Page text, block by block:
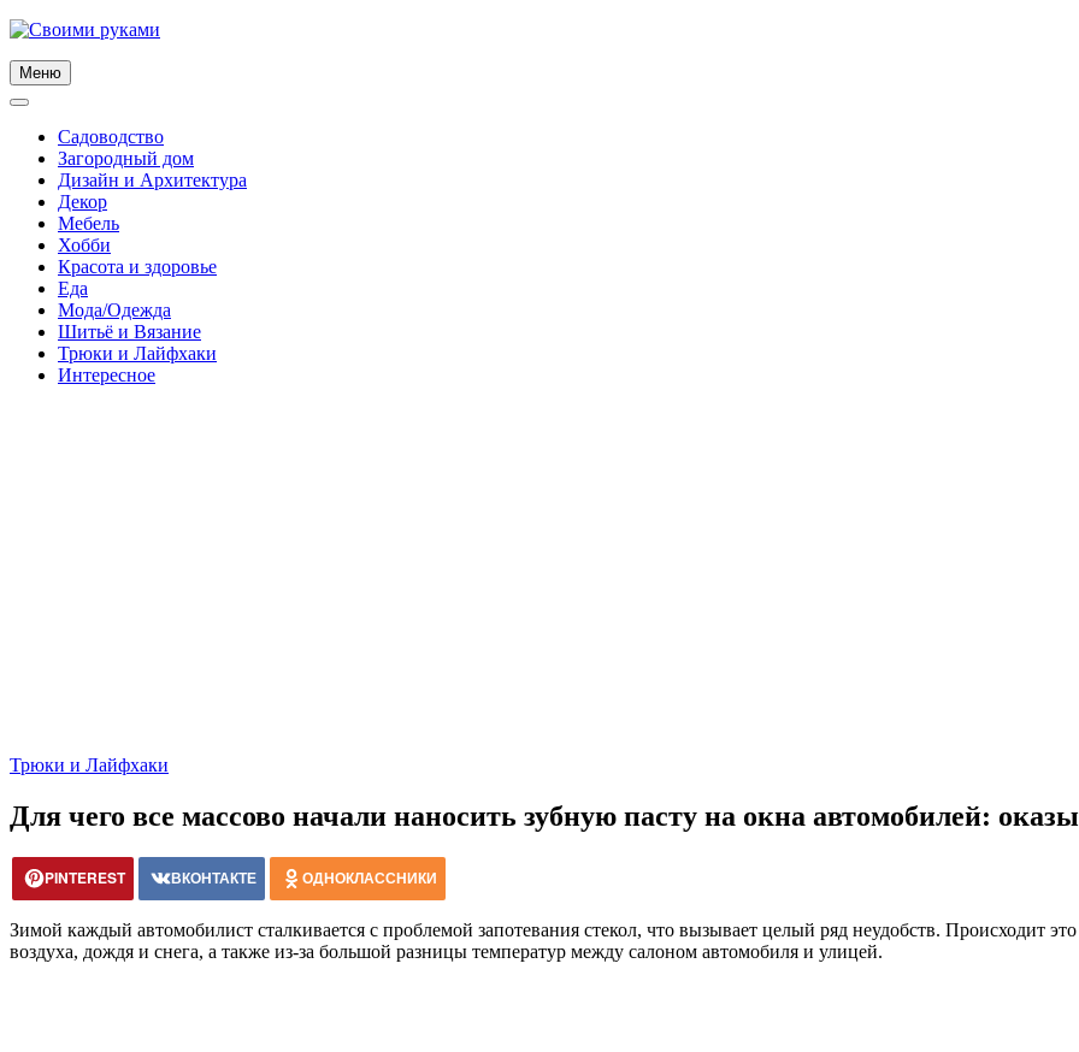
Skip
content
Меню
Садоводство
Загородный дом
Дизайн и Архитектура
Декор
Мебель
Хобби
Красота и здоровье
Еда
Мода/Одежда
Шитьё и Вязание
Трюки и Лайфхаки
Интересное
Трюки и Лайфхаки
Для чего все массово начали наносить зубную пасту на окна автомобилей:
PINTEREST ВКОНТАКТЕ ОДНОКЛАССНИКИ
Зимой каждый автомобилист сталкивается с проблемой запотевания стекол, что вызывает целый ряд неудобств. Происходит
воздуха, дождя и снега, а также из-за большой разницы температур между салоном автомобиля и улицей.